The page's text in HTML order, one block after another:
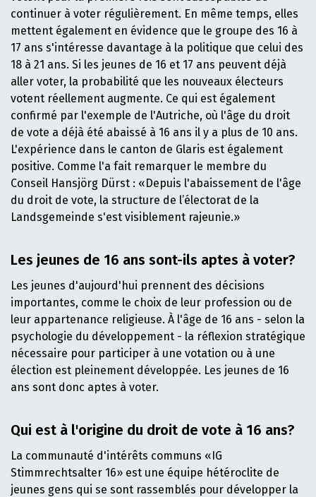
continuer à voter régulièrement. En même temps, elles
mettent également en évidence que le groupe des 16 à
17 ans s'intéresse davantage à la politique que celui des
18 à 21 ans. Si les jeunes de 16 et 17 ans peuvent déjà
aller voter, la probabilité que les nouveaux électeurs
votent réellement augmente. Ce qui est également
confirmé par l'exemple de l'Autriche, où l'âge du droit
de vote a déjà été abaissé à 16 ans il y a plus de 10 ans.
L'expérience dans le canton de Glaris est également
positive. Comme l'a fait remarquer le membre du
Conseil Hansjörg Dürst : «Depuis l'abaissement de l'âge
du droit de vote, la structure de l’électorat de la
Landsgemeinde s'est visiblement rajeunie.»
Les jeunes de 16 ans sont-ils aptes à voter?
Les jeunes d'aujourd'hui prennent des décisions
importantes, comme le choix de leur profession ou de
leur appartenance religieuse. À l'âge de 16 ans - selon la
psychologie du développement - la réflexion stratégique
nécessaire pour participer à une votation ou à une
élection est pleinement développée. Les jeunes de 16
ans sont donc aptes à voter.
Qui est à l'origine du droit de vote à 16 ans?
La communauté d'intérêts communs «IG
Stimmrechtsalter 16» est une équipe hétéroclite de
jeunes gens qui se sont rassemblés pour développer la